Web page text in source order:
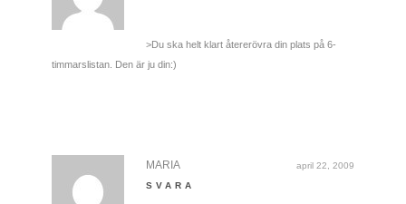
>Du ska helt klart återerövra din plats på 6-
timmarslistan. Den är ju din:)
april 22, 2009
MARIA
SVARA